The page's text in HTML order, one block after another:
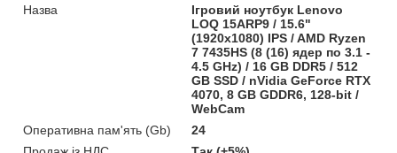
Назва
Ігровий ноутбук Lenovo
LOQ 15ARP9 / 15.6"
(1920x1080) IPS / AMD Ryzen
7 7435HS (8 (16) ядер по 3.1 -
4.5 GHz) / 16 GB DDR5 / 512
GB SSD / nVidia GeForce RTX
4070, 8 GB GDDR6, 128-bit /
WebCam
Оперативна пам'ять (Gb)
24